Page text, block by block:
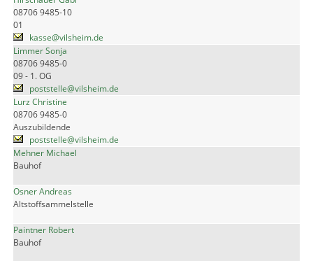
08706 9485-10
01
kasse@vilsheim.de
Limmer Sonja
08706 9485-0
09 - 1. OG
poststelle@vilsheim.de
Lurz Christine
08706 9485-0
Auszubildende
poststelle@vilsheim.de
Mehner Michael
Bauhof
Osner Andreas
Altstoffsammelstelle
Paintner Robert
Bauhof